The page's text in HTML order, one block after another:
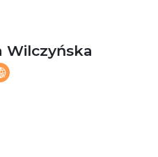
Wilczyńska